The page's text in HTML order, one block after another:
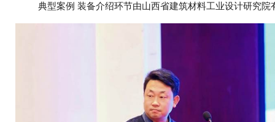
典型案例 装备介绍环节由山西省建筑材料工业设计研究